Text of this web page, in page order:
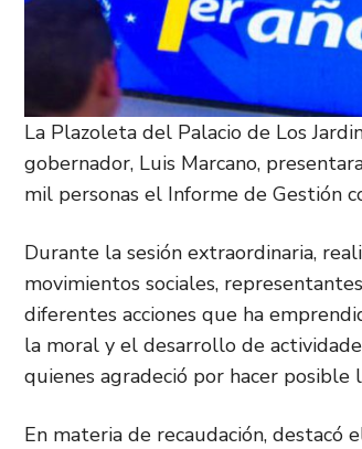
La Plazoleta del Palacio de Los
gobernador, Luis Marcano,
mil personas el Informe de Gestión
Durante la sesión extraordinaria,
movimientos sociales,
diferentes acciones que ha
la moral y el desarrollo de
quienes agradeció por hacer posible
En materia de recaudación, destacó